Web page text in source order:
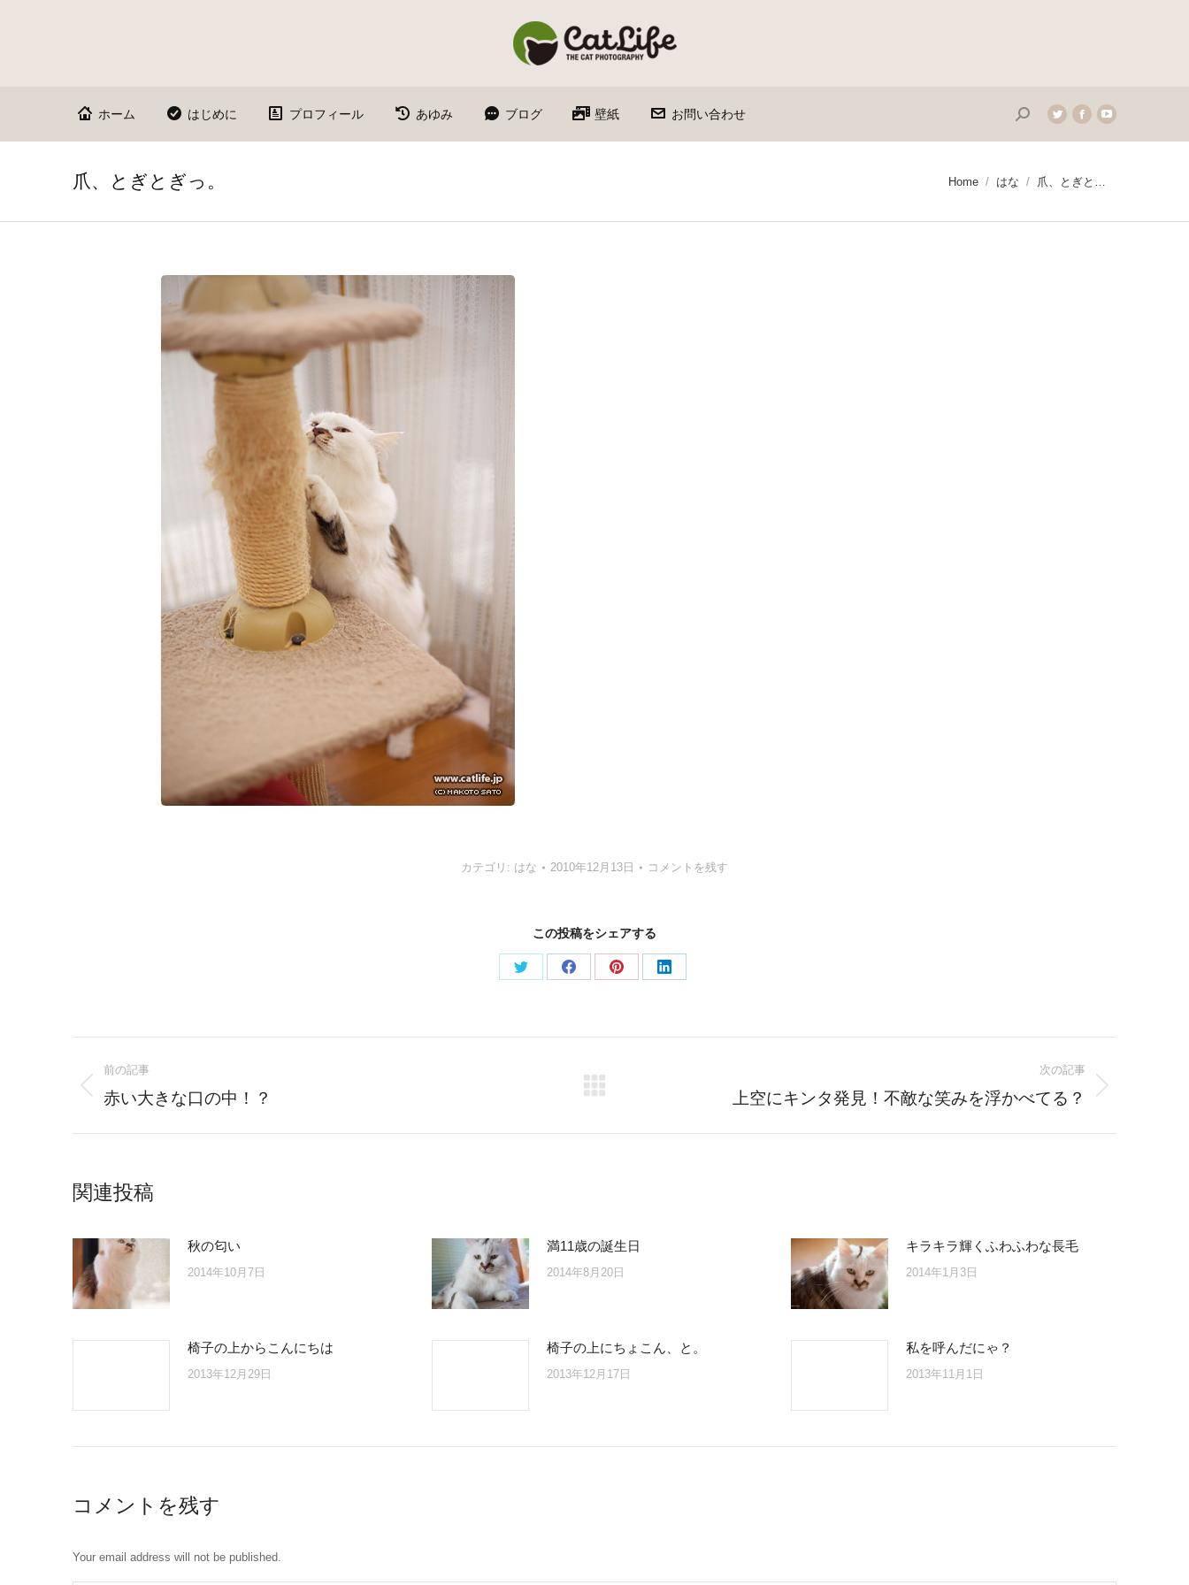
ホーム はじめに プロフィール あゆみ ブログ 壁紙 お問い合わせ Search:Twitter
page
in
window
Facebook
page
in
window
YouTube
page
window
爪、とぎとぎっ。 You are here:
Home はな 爪、とぎと…
カテゴリ: はな 2010年12月13日 コメントを残す
この投稿をシェアする
Share
Share
Share
Share
navigation
前の記事
Previous
赤い大きな口の中！？
次の記事
上空にキンタ発見！不敵な笑みを浮かべてる？
関連投稿
秋の匂い
2014年10月7日
満11歳の誕生日
2014年8月20日
キラキラ輝くふわふわな長毛
2014年1月3日
椅子の上からこんにちは
2013年12月29日
椅子の上にちょこん、と。
2013年12月17日
私を呼んだにゃ？
2013年11月1日
コメントを残す
Your email address will not be published.